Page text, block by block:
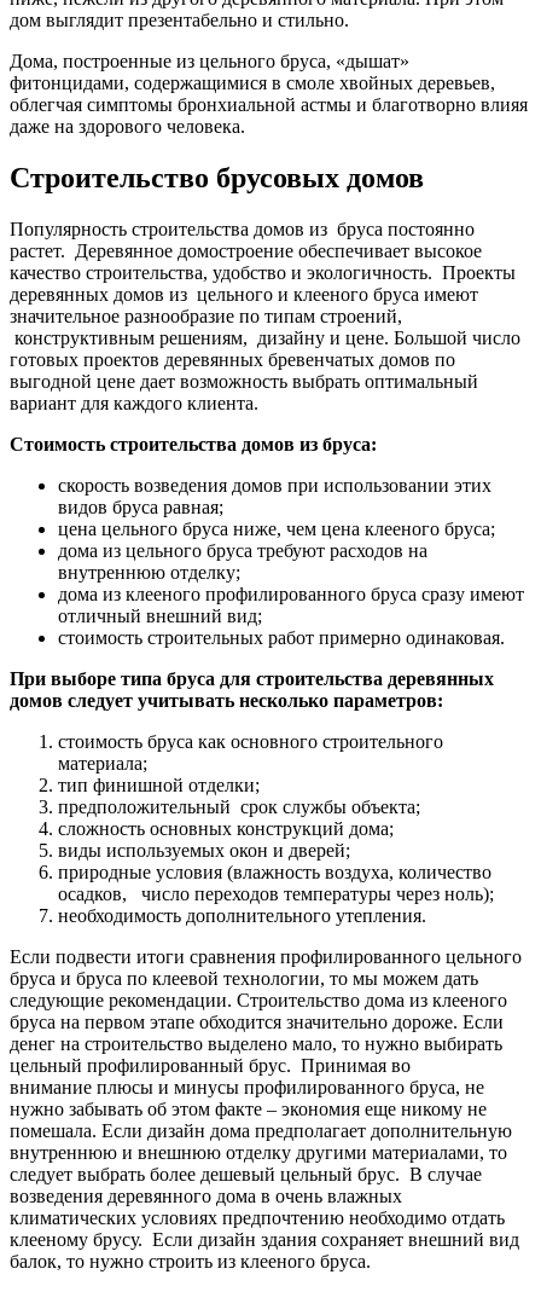
дом выглядит презентабельно и стильно.
Дома, построенные из цельного бруса, «дышат»
фитонцидами, содержащимися в смоле хвойных деревьев,
облегчая симптомы бронхиальной астмы и благотворно влияя
даже на здорового человека.
Строительство брусовых домов
Популярность строительства домов из бруса постоянно
растет. Деревянное домостроение обеспечивает высокое
качество строительства, удобство и экологичность. Проекты
деревянных домов из цельного и клееного бруса имеют
значительное разнообразие по типам строений,
конструктивным решениям, дизайну и цене. Большой число
готовых проектов деревянных бревенчатых домов по
выгодной цене дает возможность выбрать оптимальный
вариант для каждого клиента.
Стоимость строительства домов из бруса:
скорость возведения домов при использовании этих
видов бруса равная;
цена цельного бруса ниже, чем цена клееного бруса;
дома из цельного бруса требуют расходов на
внутреннюю отделку;
дома из клееного профилированного бруса сразу имеют
отличный внешний вид;
стоимость строительных работ примерно одинаковая.
При выборе типа бруса для строительства деревянных
домов следует учитывать несколько параметров:
стоимость бруса как основного строительного
материала;
тип финишной отделки;
предположительный срок службы объекта;
сложность основных конструкций дома;
виды используемых окон и дверей;
природные условия (влажность воздуха, количество
осадков, число переходов температуры через ноль);
необходимость дополнительного утепления.
Если подвести итоги сравнения профилированного цельного
бруса и бруса по клеевой технологии, то мы можем дать
следующие рекомендации. Строительство дома из клееного
бруса на первом этапе обходится значительно дороже. Если
денег на строительство выделено мало, то нужно выбирать
цельный профилированный брус. Принимая во
внимание плюсы и минусы профилированного бруса, не
нужно забывать об этом факте – экономия еще никому не
помешала. Если дизайн дома предполагает дополнительную
внутреннюю и внешнюю отделку другими материалами, то
следует выбрать более дешевый цельный брус. В случае
возведения деревянного дома в очень влажных
климатических условиях предпочтению необходимо отдать
клееному брусу. Если дизайн здания сохраняет внешний вид
балок, то нужно строить из клееного бруса.